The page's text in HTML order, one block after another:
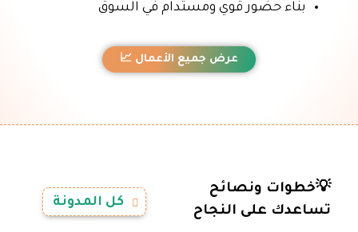
بناء حضور قوي ومستدام في السوق
عرض جميع الأعمال 📈
💡خطوات ونصائح
تساعدك على النجاح
كل المدونة